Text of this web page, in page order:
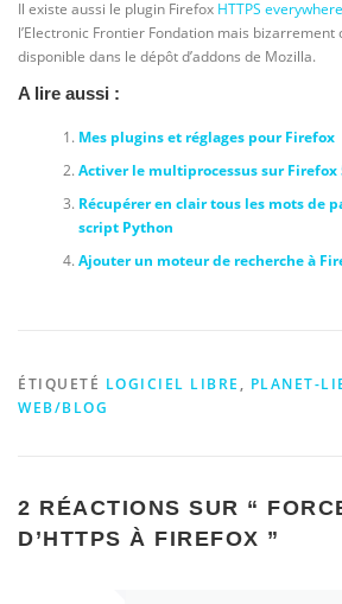
Il existe aussi le plugin Firefox HTTPS everywhere
l’Electronic Frontier Fondation mais bizarrement
disponible dans le dépôt d’addons de Mozilla.
A lire aussi :
Mes plugins et réglages pour Firefox
Activer le multiprocessus sur Firefox
Récupérer en clair tous les mots de
script Python
Ajouter un moteur de recherche à
ÉTIQUETÉ LOGICIEL LIBRE , PLANET-
WEB/BLOG
2 RÉACTIONS SUR “
D’HTTPS À FIREFOX ”